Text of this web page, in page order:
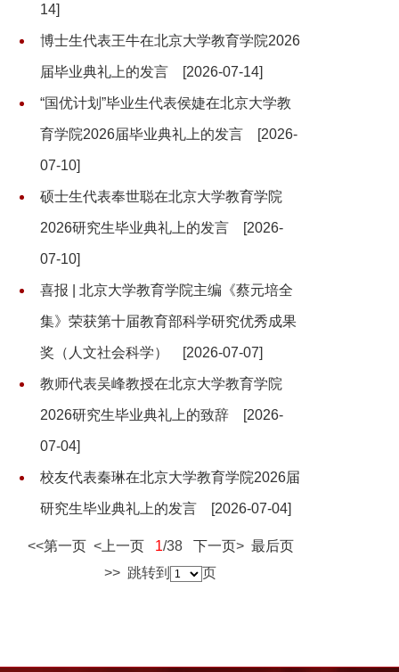
14]
博士生代表王牛在北京大学教育学院2026
届毕业典礼上的发言 [2026-07-14]
“国优计划”毕业生代表侯婕在北京大学教
育学院2026届毕业典礼上的发言 [2026-
07-10]
硕士生代表奉世聪在北京大学教育学院
2026研究生毕业典礼上的发言 [2026-
07-10]
喜报 | 北京大学教育学院主编《蔡元培全
集》荣获第十届教育部科学研究优秀成果
奖（人文社会科学） [2026-07-07]
教师代表吴峰教授在北京大学教育学院
2026研究生毕业典礼上的致辞 [2026-
07-04]
校友代表秦琳在北京大学教育学院2026届
研究生毕业典礼上的发言 [2026-07-04]
<<第一页<上一页 1/38 下一页>最后页
>> 跳转到
页